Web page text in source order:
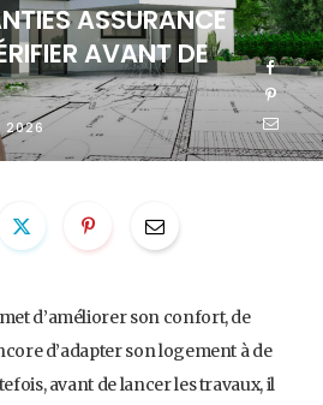
ASSURANCE
AVANT DE
2026
d’améliorer son confort, de
d’adapter son logement à de
avant de lancer les travaux, il